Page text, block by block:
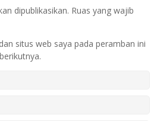
dipublikasikan. Ruas yang wajib
situs web saya pada peramban ini